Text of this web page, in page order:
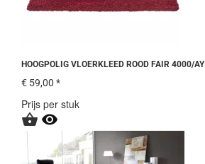
HOOGPOLIG VLOERKLEED ROOD FAIR 4000/AY
€ 59,00 *
Prijs per stuk
 